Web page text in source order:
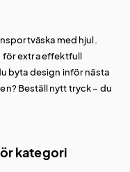
med hjul.
för extra effektfull
byta design inför nästa
Beställ nytt tryck– du
kategori